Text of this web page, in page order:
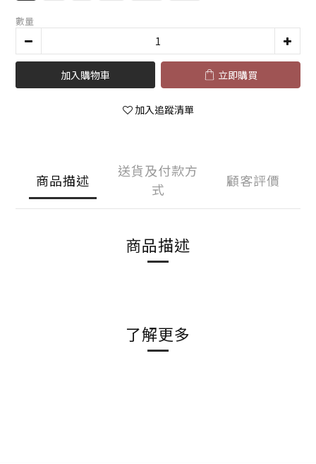
數量
加入購物車 立即購買
加入追蹤清單
商品描述
送貨及付款方
式
顧客評價
商品描述
了解更多